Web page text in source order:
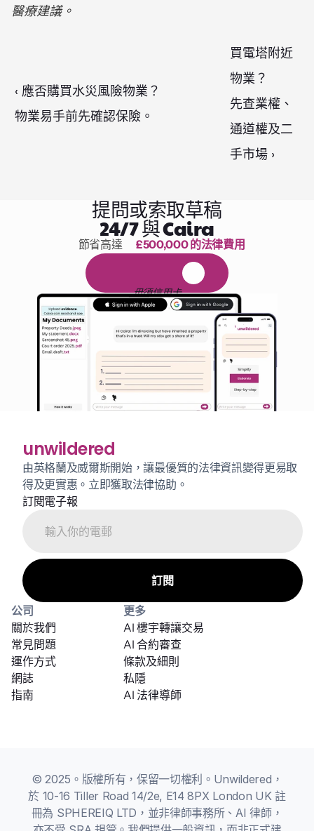
醫療建議。
‹ 應否購買水災風險物業？
物業易手前先確認保險。
買電塔附近
物業？
先查業權、
通道權及二
手市場 ›
提問或索取草稿
24/7 與 Caira
1,000 小時的閱讀
節省高達 £500,000 的法律費用
毋須信用卡
unwildered
由英格蘭及威爾斯開始，讓最優質的法律資訊變得更易取
得及更實惠。立即獲取法律協助。
訂閱電子報
公司
關於我們
常見問題
運作方式
網誌
指南
更多
條款及細則
AI 合約審查
AI 法律導師
私隱
AI 樓宇轉讓交易
© 2025。版權所有，保留一切權利。Unwildered，
於 10-16 Tiller Road 14/2e, E14 8PX London UK 註
冊為 SPHEREIQ LTD，並非律師事務所、AI 律師，